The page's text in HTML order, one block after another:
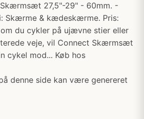
27,5"-29" - 60mm. -
Skærme & kædeskærme. Pris:
du cykler på ujævne stier eller
veje, vil Connect Skærmsæt
cykel mod... Køb hos
denne side kan være genereret